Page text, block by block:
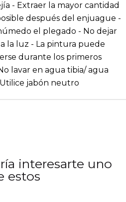
- Extraer la mayor cantidad
después del enjuague -
el plegado - No dejar
la luz - La pintura puede
durante los primeros
lavar en agua tibia/ agua
jabón neutro
interesarte uno
estos